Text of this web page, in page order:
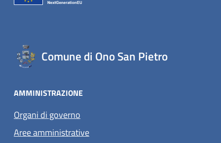
Comune di Ono San Pietro
AMMINISTRAZIONE
Organi di governo
Aree amministrative